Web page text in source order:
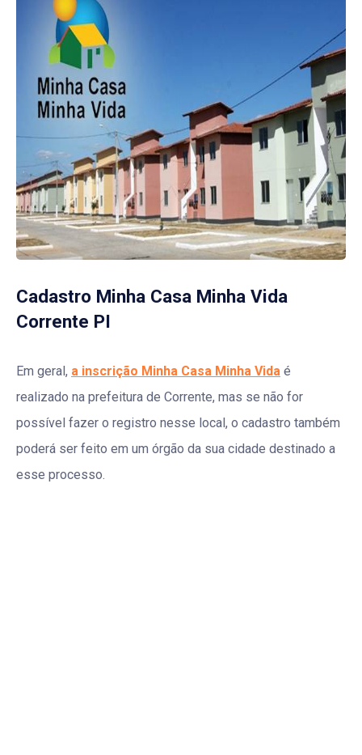
Cadastro Minha Casa Minha Vida
Corrente PI
Em geral, a inscrição Minha Casa Minha Vida é
realizado na prefeitura de Corrente, mas se não for
possível fazer o registro nesse local, o cadastro também
poderá ser feito em um órgão da sua cidade destinado a
esse processo.